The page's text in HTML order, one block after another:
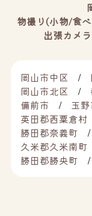
物撮り(小物/食
出張カメ
岡山市中区
岡山市北区
備前市
玉野
英田郡西粟倉村
勝田郡奈義町
久米郡久米南町
勝田郡勝央町